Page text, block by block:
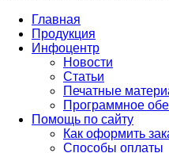
Главная
Продукция
Инфоцентр
Новости
Статьи
Печатные
Программное
Помощь по сайту
Как оформить
Способы оплаты